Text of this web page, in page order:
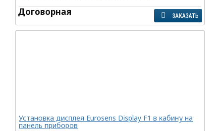
Договорная ЗАКАЗАТЬ
Установка дисплея Eurosens Display F1 в кабину на
панель приборов